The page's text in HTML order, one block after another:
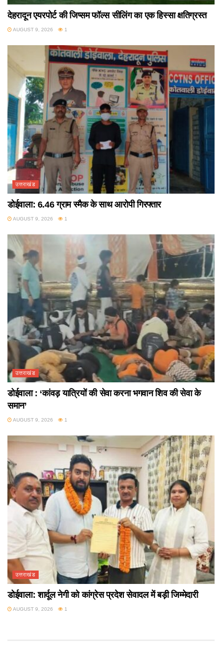
देहरादून एयरपोर्ट की जिप्सम फॉल्स सीलिंग का एक हिस्सा क्षतिग्रस्त
AUGUST 9, 2026 1
उत्तराखंड
डोईवाला: 6.46 ग्राम स्मैक के साथ आरोपी गिरफ्तार
AUGUST 9, 2026 1
उत्तराखंड
डोईवाला : ‘कांवड़ यात्रियों की सेवा करना भगवान शिव की सेवा के
समान’
AUGUST 9, 2026 1
उत्तराखंड
डोईवाला: शार्दूल नेगी को कांग्रेस प्रदेश सेवादल में बड़ी जिम्मेदारी
AUGUST 9, 2026 1